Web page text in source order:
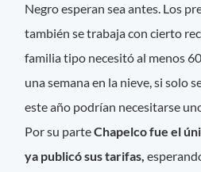
Negro esperan sea antes. Los
también se trabaja con cierto
familia tipo necesitó al menos
una semana en la nieve, si solo
este año podrían necesitarse
Por su parteChapelco fue el
ya publicó sus tarifas,